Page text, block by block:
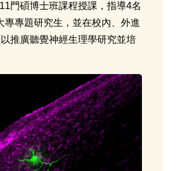
門碩博士班課程授課，指導4名
專專題研究生，並在校內、外進
推廣聽覺神經生理學研究並培